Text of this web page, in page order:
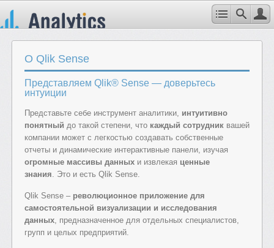
О Qlik Sense
Представляем Qlik® Sense — доверьтесь
интуиции
Представьте себе инструмент аналитики, интуитивно
понятный до такой степени, что каждый сотрудник вашей
компании может с легкостью создавать собственные
отчеты и динамические интерактивные панели, изучая
огромные массивы данных и извлекая ценные
знания. Это и есть Qlik Sense.
Qlik Sense – революционное приложение для
самостоятельной визуализации и исследования
данных, предназначенное для отдельных специалистов,
групп и целых предприятий.